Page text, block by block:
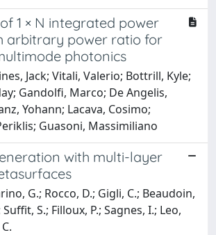
1 × N integrated power
arbitrary power ratio for
photonics
Jack; Vitali, Valerio; Bottrill, Kyle;
Gandolfi, Marco; De Angelis,
Yohann; Lacava, Cosimo;
Guasoni, Massimiliano
with multi-layer
G.; Rocco, D.; Gigli, C.; Beaudoin,
S.; Filloux, P.; Sagnes, I.; Leo,